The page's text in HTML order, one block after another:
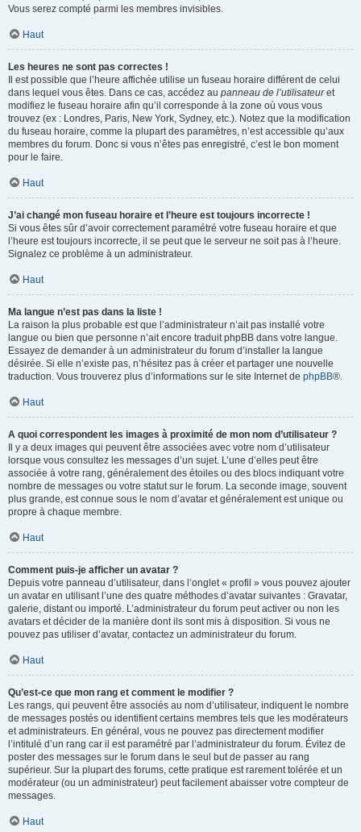
Vous serez compté parmi les membres invisibles.
Haut
Les heures ne sont pas correctes !
Il est possible que l’heure affichée utilise un fuseau horaire différent de celui
dans lequel vous êtes. Dans ce cas, accédez au panneau de l’utilisateuret
modifiez le fuseau horaire afin qu’il corresponde à la zone où vous vous
trouvez (ex : Londres, Paris, New York, Sydney, etc.). Notez que la modification
du fuseau horaire, comme la plupart des paramètres, n’est accessible qu’aux
membres du forum. Donc si vous n’êtes pas enregistré, c’est le bon moment
pour le faire.
Haut
J’ai changé mon fuseau horaire et l’heure est toujours incorrecte !
Si vous êtes sûr d’avoir correctement paramétré votre fuseau horaire et que
l’heure est toujours incorrecte, il se peut que le serveur ne soit pas à l’heure.
Signalez ce problème à un administrateur.
Haut
Ma langue n’est pas dans la liste !
La raison la plus probable est que l’administrateur n’ait pas installé votre
langue ou bien que personne n’ait encore traduit phpBB dans votre langue.
Essayez de demander à un administrateur du forum d’installer la langue
désirée. Si elle n’existe pas, n’hésitez pas à créer et partager une nouvelle
traduction. Vous trouverez plus d’informations sur le site Internet de phpBB®.
Haut
A quoi correspondent les images à proximité de mon nom d’utilisateur ?
Il y a deux images qui peuvent être associées avec votre nom d’utilisateur
lorsque vous consultez les messages d’un sujet. L’une d’elles peut être
associée à votre rang, généralement des étoiles ou des blocs indiquant votre
nombre de messages ou votre statut sur le forum. La seconde image, souvent
plus grande, est connue sous le nom d’avatar et généralement est unique ou
propre à chaque membre.
Haut
Comment puis-je afficher un avatar ?
Depuis votre panneau d’utilisateur, dans l’onglet « profil » vous pouvez ajouter
un avatar en utilisant l’une des quatre méthodes d’avatar suivantes : Gravatar,
galerie, distant ou importé. L’administrateur du forum peut activer ou non les
avatars et décider de la manière dont ils sont mis à disposition. Si vous ne
pouvez pas utiliser d’avatar, contactez un administrateur du forum.
Haut
Qu’est-ce que mon rang et comment le modifier ?
Les rangs, qui peuvent être associés au nom d’utilisateur, indiquent le nombre
de messages postés ou identifient certains membres tels que les modérateurs
et administrateurs. En général, vous ne pouvez pas directement modifier
l’intitulé d’un rang car il est paramétré par l’administrateur du forum. Évitez de
poster des messages sur le forum dans le seul but de passer au rang
supérieur. Sur la plupart des forums, cette pratique est rarement tolérée et un
modérateur (ou un administrateur) peut facilement abaisser votre compteur de
messages.
Haut